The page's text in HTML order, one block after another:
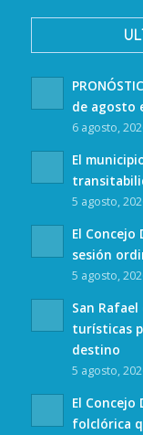
de agosto
6 agosto,
El
5 agosto,
El
sesión
5 agosto,
San
turísticas
destino
5 agosto,
El Concejo
folclórica